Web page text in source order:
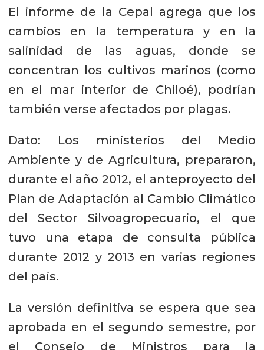
El informe de la Cepal agrega que los
cambios en la temperatura y en la
salinidad de las aguas, donde se
concentran los cultivos marinos (como
en el mar interior de Chiloé), podrían
también verse afectados por plagas.
Dato: Los ministerios del Medio
Ambiente y de Agricultura, prepararon,
durante el año 2012, el anteproyecto del
Plan de Adaptación al Cambio Climático
del Sector Silvoagropecuario, el que
tuvo una etapa de consulta pública
durante 2012 y 2013 en varias regiones
del país.
La versión definitiva se espera que sea
aprobada en el segundo semestre, por
el Consejo de Ministros para la